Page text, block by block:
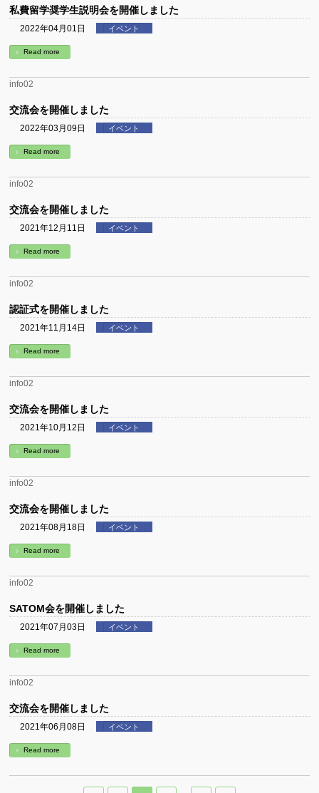
私費留学奨学生説明会を開催しました
2022年04月01日 イベント
Read more
info02
交流会を開催しました
2022年03月09日 イベント
Read more
info02
交流会を開催しました
2021年12月11日 イベント
Read more
info02
認証式を開催しました
2021年11月14日 イベント
Read more
info02
交流会を開催しました
2021年10月12日 イベント
Read more
info02
交流会を開催しました
2021年08月18日 イベント
Read more
info02
SATOM会を開催しました
2021年07月03日 イベント
Read more
info02
交流会を開催しました
2021年06月08日 イベント
Read more